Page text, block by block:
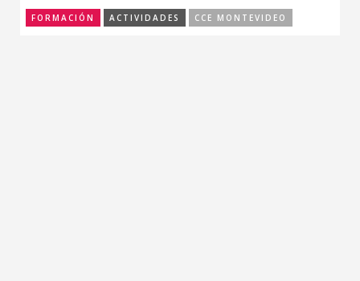
FORMACIÓN ACTIVIDADES CCE MONTEVIDEO